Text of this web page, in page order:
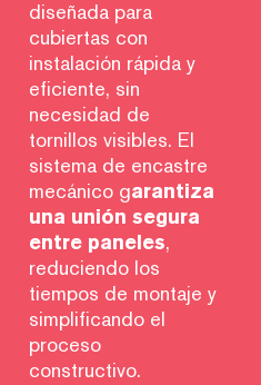
diseñada para
cubiertas con
instalación rápida y
eficiente, sin
necesidad de
tornillos visibles. El
sistema de encastre
mecánico garantiza
una unión segura
entre paneles,
reduciendo los
tiempos de montaje y
simplificando el
proceso
constructivo.